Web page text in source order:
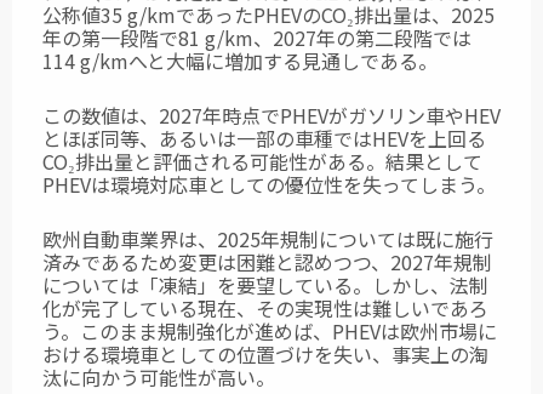
公称値35 g/kmであったPHEVのCO₂排出量は、2025
年の第一段階で81 g/km、2027年の第二段階では
114 g/kmへと大幅に増加する見通しである。
この数値は、2027年時点でPHEVがガソリン車やHEV
とほぼ同等、あるいは一部の車種ではHEVを上回る
CO₂排出量と評価される可能性がある。結果として
PHEVは環境対応車としての優位性を失ってしまう。
欧州自動車業界は、2025年規制については既に施行
済みであるため変更は困難と認めつつ、2027年規制
については「凍結」を要望している。しかし、法制
化が完了している現在、その実現性は難しいであろ
う。このまま規制強化が進めば、PHEVは欧州市場に
おける環境車としての位置づけを失い、事実上の淘
汰に向かう可能性が高い。